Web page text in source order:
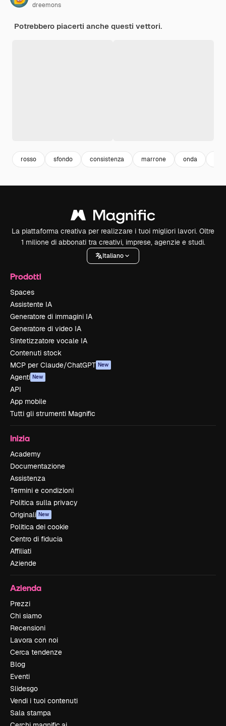
dreemons
Potrebbero piacerti anche questi vettori.
rosso sfondo consistenza marrone onda
La piattaforma creativa per realizzare i tuoi migliori lavori. Oltre
1 milione di abbonati tra creativi, imprese, agenzie e studi.
Italiano
Prodotti
Spaces
Assistente IA
Generatore di immagini IA
Generatore di video IA
Sintetizzatore vocale IA
Contenuti stock
MCP per Claude/ChatGPT New
Agenti New
API
App mobile
Tutti gli strumenti Magnific
Inizia
Academy
Documentazione
Assistenza
Termini e condizioni
Politica sulla privacy
Originali New
Politica dei cookie
Centro di fiducia
Affiliati
Aziende
Azienda
Prezzi
Chi siamo
Recensioni
Lavora con noi
Cerca tendenze
Blog
Eventi
Slidesgo
Vendi i tuoi contenuti
Sala stampa